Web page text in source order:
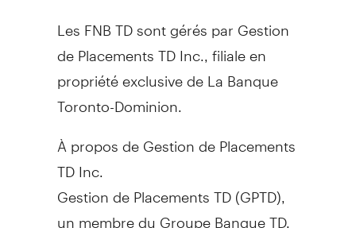
Les FNB TD sont gérés par Gestion
de Placements TD Inc., filiale en
propriété exclusive de La Banque
Toronto-Dominion.
À propos de Gestion de Placements
TD Inc.
Gestion de Placements TD (GPTD),
un membre du Groupe Banque TD,